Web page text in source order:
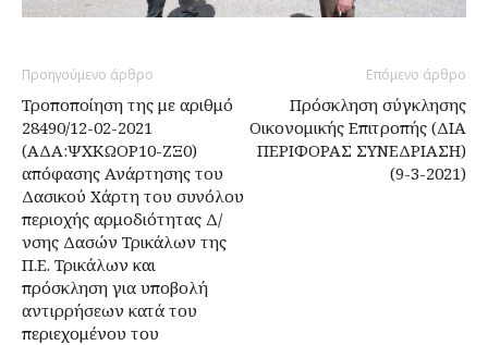
Προηγούμενο άρθρο
Τροποποίηση της με αριθμό
28490/12-02-2021
(ΑΔΑ:ΨΧΚΩΟΡ10-ΖΞ0)
απόφασης Ανάρτησης του
Δασικού Χάρτη του συνόλου
περιοχής αρμοδιότητας Δ/
νσης Δασών Τρικάλων της
Π.Ε. Τρικάλων και
πρόσκληση για υποβολή
αντιρρήσεων κατά του
περιεχομένου του
Επόμενο άρθρο
Πρόσκληση σύγκλησης
Οικονομικής Επιτροπής (ΔΙΑ
ΠΕΡΙΦΟΡΑΣ ΣΥΝΕΔΡΙΑΣΗ)
(9-3-2021)